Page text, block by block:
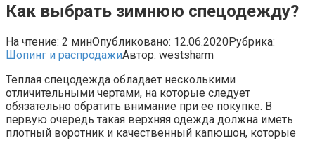
Как выбрать зимнюю спецодежду?
На чтение: 2 минОпубликовано: 12.06.2020Рубрика:
Шопинг и распродажиАвтор: westsharm
Теплая спецодежда обладает несколькими
отличительными чертами, на которые следует
обязательно обратить внимание при ее покупке. В
первую очередь такая верхняя одежда должна иметь
плотный воротник и качественный капюшон, которые